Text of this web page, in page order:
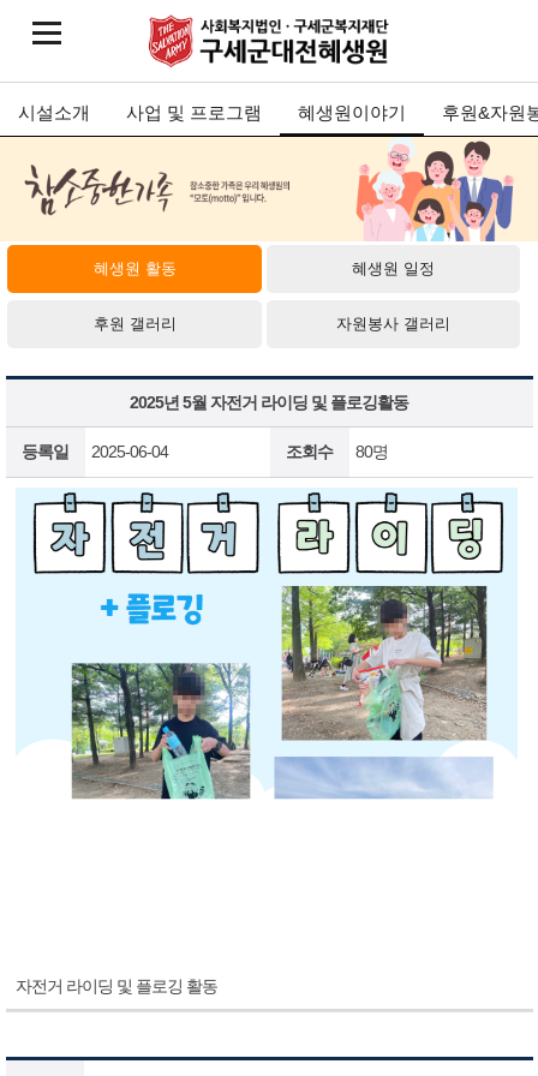
시설소개 사업 및 프로그램 혜생원이야기 후원&자원
혜생원 활동 혜생원 일정
후원 갤러리 자원봉사 갤러리
2025년 5월 자전거 라이딩 및 플로깅활동
등록일 2025-06-04 조회수 80명
자전거 라이딩 및 플로깅 활동